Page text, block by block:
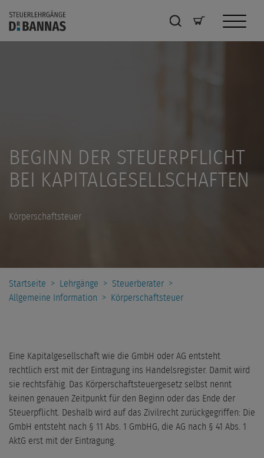
BEGINN DER STEUERPFLICHT
BEI KAPITALGESELLSCHAFTEN
Körperschaftsteuer
Startseite > Lehrgänge > Steuerberater >
Allgemeine Information
> Körperschaftsteuer
Eine Kapitalgesellschaft wie die GmbH oder AG entsteht
rechtlich erst mit der Eintragung ins Handelsregister. Damit wird
sie rechtsfähig. Das Körperschaftsteuergesetz selbst nennt
keinen genauen Zeitpunkt für den Beginn oder das Ende der
Steuerpflicht. Deshalb wird auf das Zivilrecht zurückgegriffen: Die
GmbH entsteht nach § 11 Abs. 1 GmbHG, die AG nach § 41 Abs. 1
AktG erst mit der Eintragung.